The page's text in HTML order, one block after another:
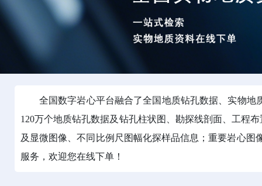
全国数字岩心平台融合了全国地质钻孔数据、实物
120万个地质钻孔数据及钻孔柱状图、勘探线剖面、工程
及显微图像、不同比例尺图幅化探样品信息；重要岩心
服务，欢迎您在线下单！